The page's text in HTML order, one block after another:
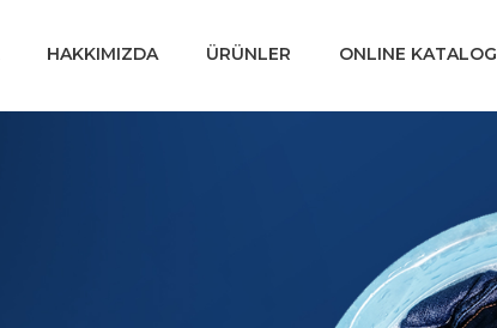
HAKKIMIZDA ÜRÜNLER ONLINE KATALOG